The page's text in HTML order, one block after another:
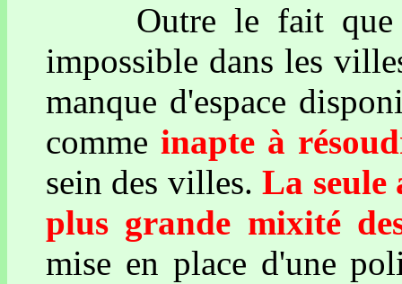
Outre le fait que
impossible dans les
manque d'espace
comme inapte à
sein des villes. La seule
plus grande mixité
mise en place d'une